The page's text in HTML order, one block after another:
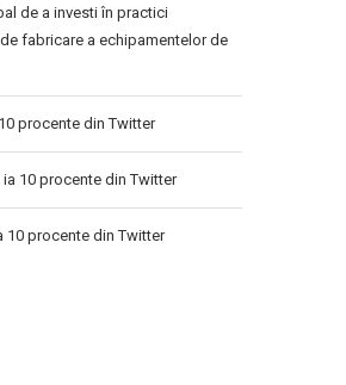
de a investi în practici
fabricare a echipamentelor de
procente din Twitter
ia 10 procente din Twitter
10 procente din Twitter